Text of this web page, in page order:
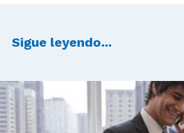
Sigue leyendo...